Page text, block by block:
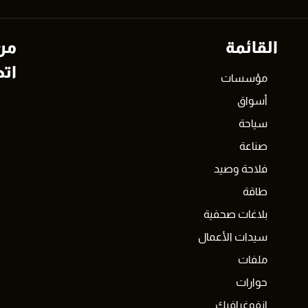
القائمة
مؤسسات
أسواق
سياحة
صناعة
فلاحة وصيد
طاقة
بلاغات صحفية
سيدات الأعمال
ملفات
حوارات
انفوغرافيك